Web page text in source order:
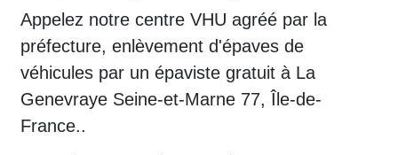
Appelez notre centre VHU agréé par la
préfecture, enlèvement d'épaves de
véhicules par un épaviste gratuit à La
Genevraye Seine-et-Marne 77, Île-de-
France..